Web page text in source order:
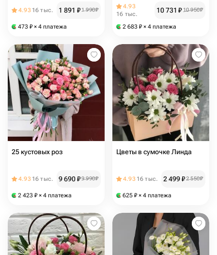
4.93 16 тыс. 1 891 ₽1 990₽
473 ₽ × 4 платежа
4.93
16 тыс.
10 731 ₽ 10 950₽
2 683 ₽ × 4 платежа
25 кустовых роз
4.93 16 тыс. 9 690₽9 990₽
2 423 ₽ × 4 платежа
Цветы в сумочке Линда
4.93 16 тыс. 2 499₽2 550₽
625 ₽ × 4 платежа